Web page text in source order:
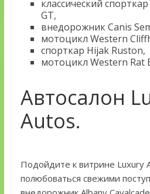
классический
GT,
внедорожник Canis
мотоцикл Western
спорткар Hijak Ruston,
мотоцикл Western Rat
Автосалон
Autos.
Подойдите к витрине Luxury
полюбоваться свежими